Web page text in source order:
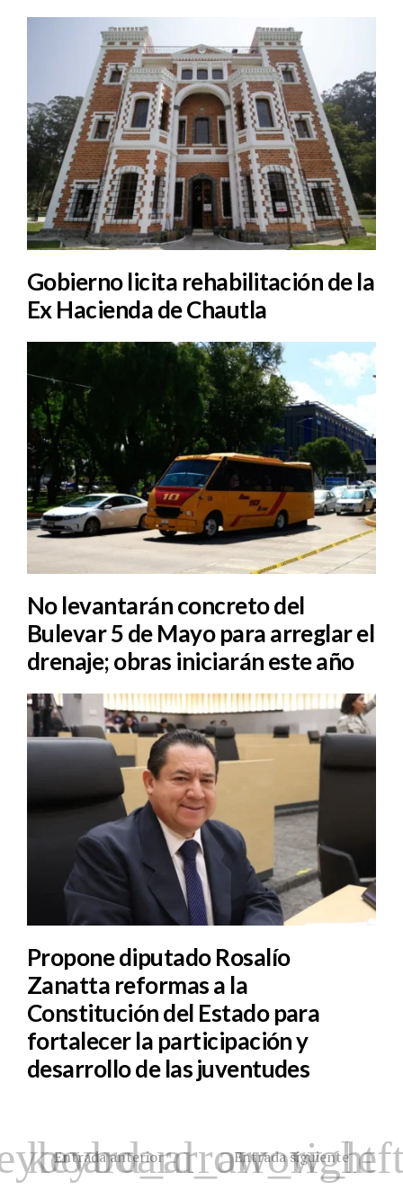
Gobierno licita rehabilitación de la
Ex Hacienda de Chautla
No levantarán concreto del
Bulevar 5 de Mayo para arreglar el
drenaje; obras iniciarán este año
Propone diputado Rosalío
Zanatta reformas a la
Constitución del Estado para
fortalecer la participación y
desarrollo de las juventudes
Entrada anterior Entrada siguiente